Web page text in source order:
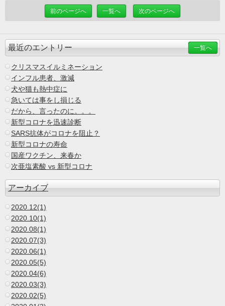
前のページへ 一覧へ 次のページへ
最近のエントリー 一覧へ
クリスマスイルミネーション
インフル患者、激減
犬や猫も熱中症に
急いては事をし損じる
だから、言ったのに。。。
新型コロナを迅速診断
SARS抗体がコロナを阻止？
新型コロナの寿命
国産ワクチン、来春か
次亜塩素酸 vs 新型コロナ
アーカイブ
2020.12(1)
2020.10(1)
2020.08(1)
2020.07(3)
2020.06(1)
2020.05(5)
2020.04(6)
2020.03(3)
2020.02(5)